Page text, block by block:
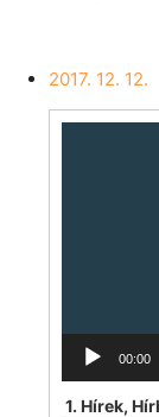
2017. 12. 12.
00:00
1. Hírek,